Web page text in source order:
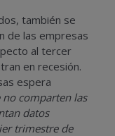
también se
de las empresas
al tercer
en recesión.
espera
comparten las
datos
trimestre de